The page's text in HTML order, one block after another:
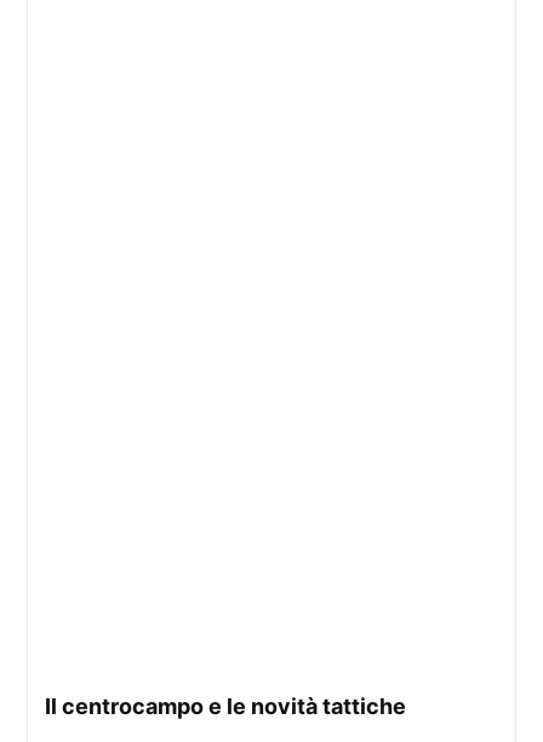
il centrocampo e le novità tattiche